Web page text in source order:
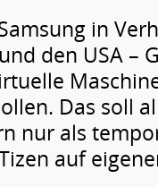
in
den USA –
Das soll
nur als
auf